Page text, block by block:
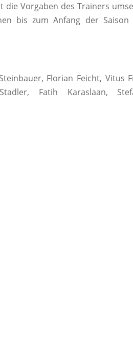
Vorgaben des Trainers
bis zum Anfang der Saison
Florian Feicht, Vitus
Fatih Karaslaan,